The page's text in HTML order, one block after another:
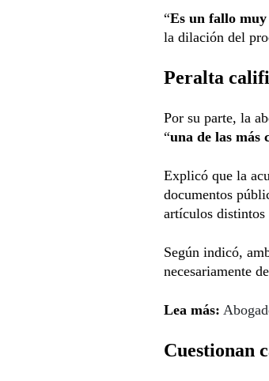
“Es un fallo
la dilación del
Peralta
Por su parte, la
“una de las más
Explicó que la
documentos
artículos
Según indicó,
necesariamente
Lea más:
Cuestionan